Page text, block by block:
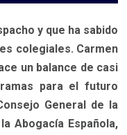
y que ha sabido
colegiales. Carmen
un balance de casi
para el futuro
General de la
Abogacía Española,